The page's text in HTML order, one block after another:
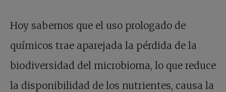
Hoy sabemos que el uso prologado de
químicos trae aparejada la pérdida de la
biodiversidad del microbioma, lo que reduce
la disponibilidad de los nutrientes, causa la